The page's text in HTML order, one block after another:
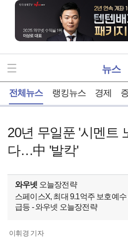
뉴스
전체뉴스 랭킹뉴스 경제
20년 무일푼 '시멘트
다…中 '발칵'
와우넷 오늘장전략
스페이스X, 최대 9.1억주 보호예
급등 - 와우넷 오늘장전략
이휘경 기자